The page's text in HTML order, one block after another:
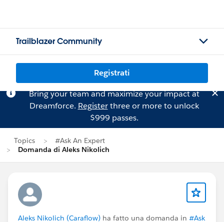
Trailblazer Community
Registrati
Bring your team and maximize your impact at
Dreamforce. Registerthree or more to unlock
$999 passes.
Topics
#Ask An Expert
Domanda di Aleks Nikolich
Aleks Nikolich (Caraflow) ha fatto una domanda in #Ask